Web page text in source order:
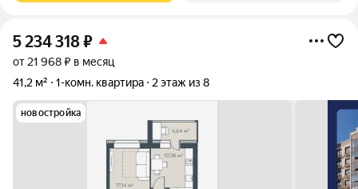
5 234 318₽
от 21 968 ₽ в месяц
41,2 м²
1-комн. квартира 2 этаж из 8
новостройка